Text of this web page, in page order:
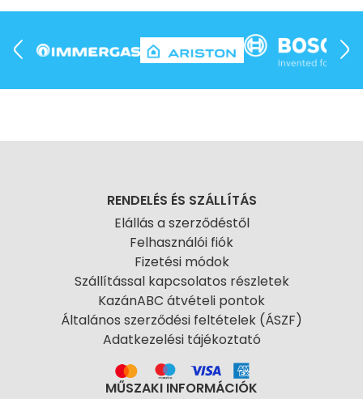
RENDELÉS ÉS SZÁLLÍTÁS
Elállás a szerződéstől
Felhasználói fiók
Fizetési módok
Szállítással kapcsolatos részletek
KazánABC átvételi pontok
Általános szerződési feltételek (ÁSZF)
Adatkezelési tájékoztató
MŰSZAKI INFORMÁCIÓK